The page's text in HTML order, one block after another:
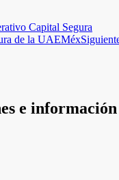
Capital Segura
de la UAEMéx
e información